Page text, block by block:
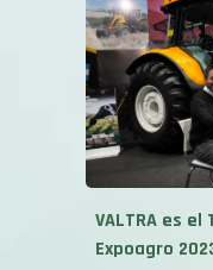
VALTRA es
Expoagro